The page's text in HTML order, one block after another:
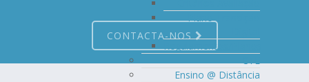
Plano Transição
Regulamentos/Planos
CTE
Ensino @ Distância
CONTACTA-NOS